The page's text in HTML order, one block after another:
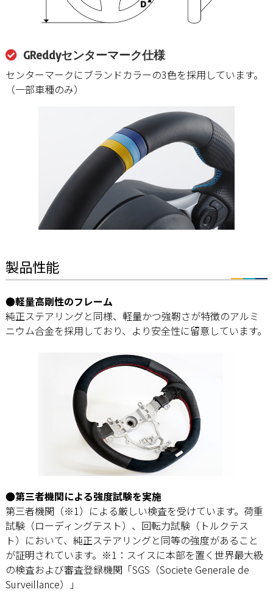
GReddyセンターマーク仕様
センターマークにブランドカラーの3色を採用しています。
（一部車種のみ）
製品性能
●軽量高剛性のフレーム
純正ステアリングと同様、軽量かつ強靭さが特徴のアルミ
ニウム合金を採用しており、より安全性に留意しています。
●第三者機関による強度試験を実施
第三者機関（※1）による厳しい検査を受けています。荷重
試験（ローディングテスト）、回転力試験（トルクテス
ト）において、純正ステアリングと同等の強度があること
が証明されています。※1：スイスに本部を置く世界最大級
の検査および審査登録機関「SGS（Societe Generale de
Surveillance）」